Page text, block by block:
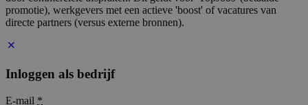
promotie), werkgevers met een actieve 'boost' of vacatures van
directe partners (versus externe bronnen).
Inloggen als bedrijf
E-mail *